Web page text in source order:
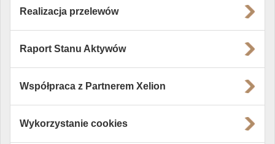
Realizacja przelewów
Raport Stanu Aktywów
Współpraca z Partnerem Xelion
Wykorzystanie cookies